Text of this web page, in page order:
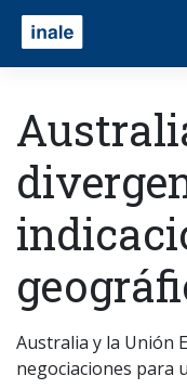
Australia y la Unión
negociaciones para